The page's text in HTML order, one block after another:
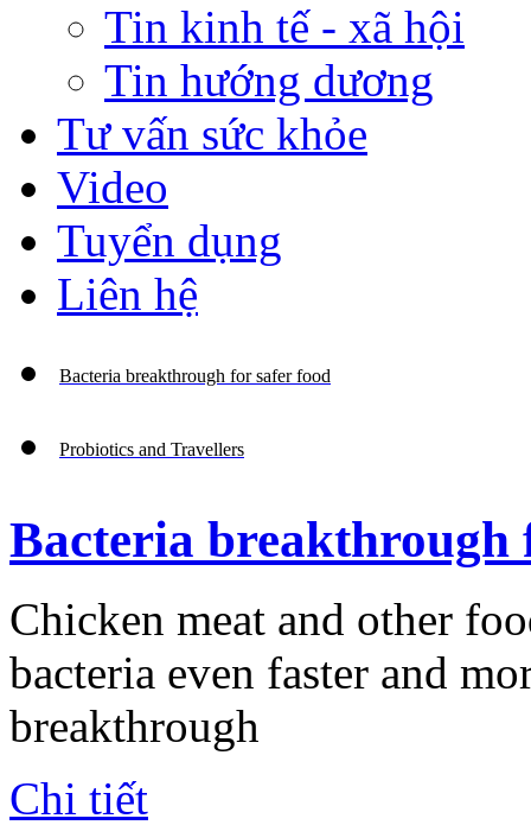
Tin kinh tế - xã hội
Tin hướng dương
Tư vấn sức khỏe
Video
Tuyển dụng
Liên hệ
Bacteria breakthrough for safer food
Probiotics and Travellers
Bacteria breakthrough
Chicken meat and other
bacteria even faster and
breakthrough
Chi tiết